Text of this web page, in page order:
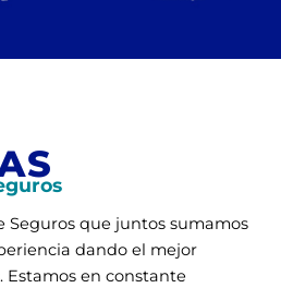
Seguros que juntos sumamos
dando el mejor
Estamos en constante